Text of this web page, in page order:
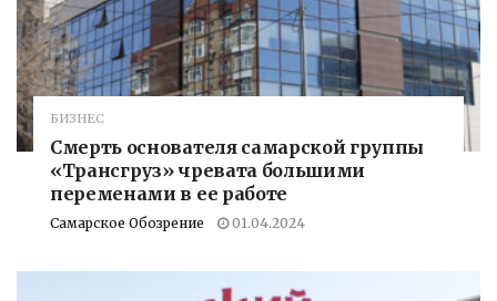
БИЗНЕС
Смерть основателя самарской группы
«Трансгруз» чревата большими
переменами в ее работе
Самарское Обозрение 01.04.2024